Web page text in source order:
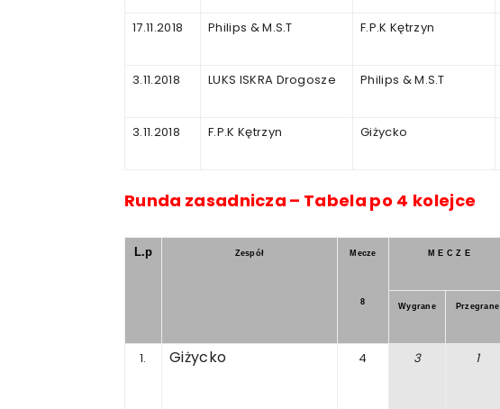
17.11.2018 Philips & M.S.T F.P.K Kętrzyn
3.11.2018 LUKS ISKRA Drogosze Philips & M.S.T
3.11.2018 F.P.K Kętrzyn Giżycko
Runda zasadnicza – Tabela po 4 kolejce
L.p Zespół Mecze
8
M E C Z E
Wygrane Przegrane
1. Giżycko 4 3 1